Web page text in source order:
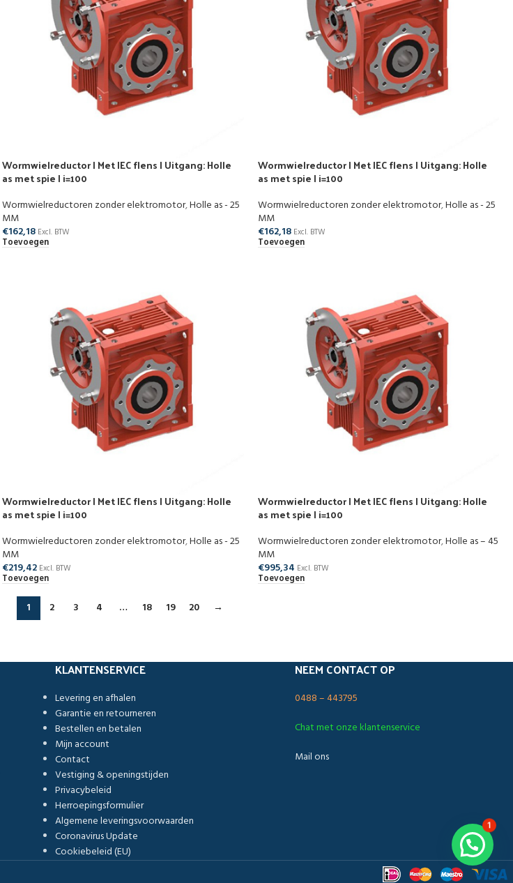
Wormwielreductor | Met IEC flens | Uitgang: Holle
as met spie | i=100
Wormwielreductoren zonder elektromotor,Holle as - 25
MM
€162,18 Excl. BTW
Toevoegen
Wormwielreductor | Met IEC flens | Uitgang: Holle
as met spie | i=100
Wormwielreductoren zonder elektromotor,Holle as - 25
MM
€162,18 Excl. BTW
Toevoegen
Wormwielreductor | Met IEC flens | Uitgang: Holle
as met spie | i=100
Wormwielreductoren zonder elektromotor,Holle as - 25
MM
€219,42 Excl. BTW
Toevoegen
Wormwielreductor | Met IEC flens | Uitgang: Holle
as met spie | i=100
Wormwielreductoren zonder elektromotor,Holle as – 45
MM
€995,34 Excl. BTW
Toevoegen
1 2 3 4 … 18 19 20 →
KLANTENSERVICE
Levering en afhalen
Garantie en retourneren
Bestellen en betalen
Mijn account
Contact
Vestiging & openingstijden
Privacybeleid
Herroepingsformulier
Algemene leveringsvoorwaarden
Coronavirus Update
Cookiebeleid (EU)
NEEM CONTACT OP
0488 – 443795
Chat met onze klantenservice
Mail ons
1